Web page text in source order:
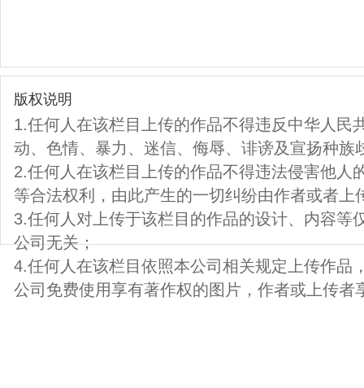
版权说明
1.任何人在该栏目上传的作品不得违反中华人民
动、色情、暴力、迷信、侮辱、诽谤及宣扬种族
2.任何人在该栏目上传的作品不得违法侵害他人
等合法权利，由此产生的一切纠纷由作者或者上
3.任何人对上传于该栏目的作品的设计、内容等
公司无关；
4.任何人在该栏目依照本公司相关规定上传作品
公司免费使用享有著作权的图片，作者或上传者